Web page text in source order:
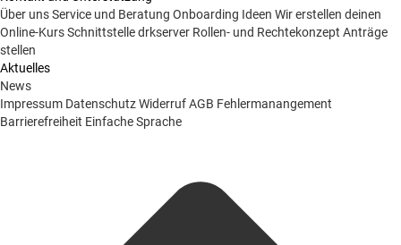
Über unsService und Beratung Onboarding Ideen Wir erstellen deinen
Online-KursSchnittstelle drkserver Rollen- und Rechtekonzept Anträge
stellen
Aktuelles
News
Impressum DatenschutzWiderrufAGB Fehlermanangement
Barrierefreiheit Einfache Sprache